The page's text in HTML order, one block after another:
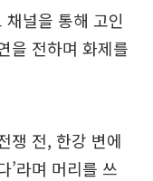
널을 통해 고인
을 전하며 화제를
쟁 전, 한강 변에
’라며 머리를 쓰